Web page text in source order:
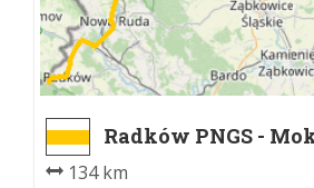
Radków PNGS -
134 km